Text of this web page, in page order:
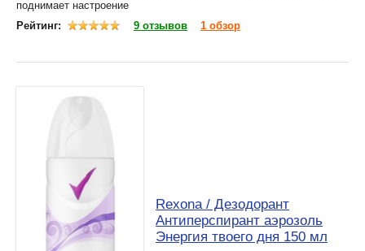
поднимает настроение
Рейтинг:
9 отзывов 1 обзор
Rexona / Дезодорант
Антиперспирант аэрозоль
Энергия твоего дня 150 мл